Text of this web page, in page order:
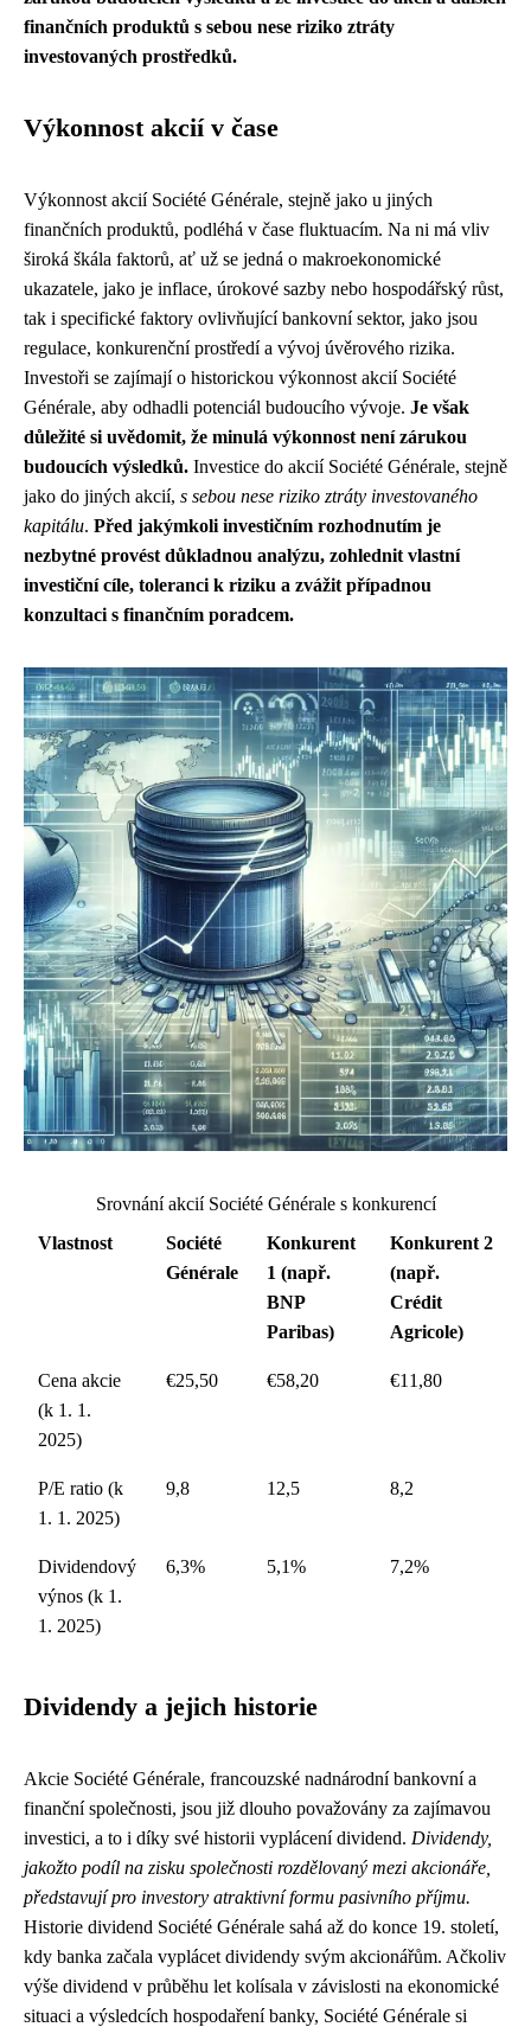
finančních produktů s sebou nese riziko ztráty
investovaných prostředků.
Výkonnost akcií v čase
Výkonnost akcií Société Générale, stejně jako u jiných
finančních produktů, podléhá v čase fluktuacím. Na ni má vliv
široká škála faktorů, ať už se jedná o makroekonomické
ukazatele, jako je inflace, úrokové sazby nebo hospodářský růst,
tak i specifické faktory ovlivňující bankovní sektor, jako jsou
regulace, konkurenční prostředí a vývoj úvěrového rizika.
Investoři se zajímají o historickou výkonnost akcií Société
Générale, aby odhadli potenciál budoucího vývoje. Je však
důležité si uvědomit, že minulá výkonnost není zárukou
budoucích výsledků. Investice do akcií Société Générale, stejně
jako do jiných akcií, s sebou nese riziko ztráty investovaného
kapitálu. Před jakýmkoli investičním rozhodnutím je
nezbytné provést důkladnou analýzu, zohlednit vlastní
investiční cíle, toleranci k riziku a zvážit případnou
konzultaci s finančním poradcem.
Srovnání akcií Société Générale s konkurencí
Vlastnost
Société
Générale
Konkurent
1 (např.
BNP
Paribas)
Konkurent 2
(např.
Crédit
Agricole)
Cena akcie
(k 1. 1.
2025)
€25,50 €58,20 €11,80
P/E ratio (k
1. 1. 2025)
9,8 12,5 8,2
Dividendový
výnos (k 1.
1. 2025)
6,3% 5,1% 7,2%
Dividendy a jejich historie
Akcie Société Générale, francouzské nadnárodní bankovní a
finanční společnosti, jsou již dlouho považovány za zajímavou
investici, a to i díky své historii vyplácení dividend. Dividendy,
jakožto podíl na zisku společnosti rozdělovaný mezi akcionáře,
představují pro investory atraktivní formu pasivního příjmu.
Historie dividend Société Générale sahá až do konce 19. století,
kdy banka začala vyplácet dividendy svým akcionářům. Ačkoliv
výše dividend v průběhu let kolísala v závislosti na ekonomické
situaci a výsledcích hospodaření banky, Société Générale si